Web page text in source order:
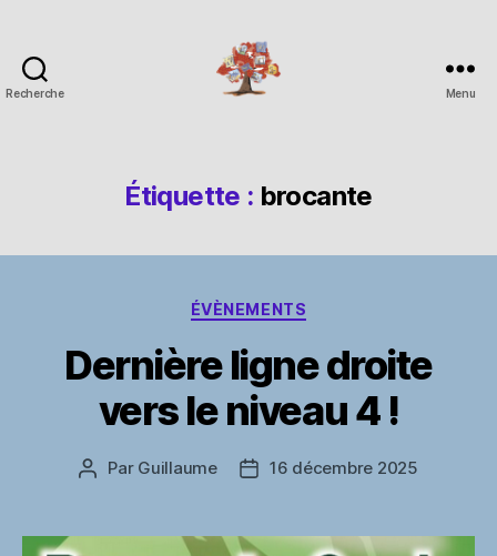
Recherche Menu
Étiquette : brocante
Catégories
ÉVÈNEMENTS
Dernière ligne droite
vers le niveau 4 !
Auteur
Par Guillaume
Date16 décembre 2025